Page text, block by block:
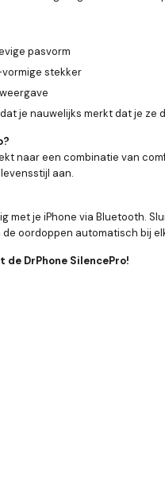
pasvorm
vormige stekker
je nauwelijks merkt dat je ze
naar een combinatie van
aan.
met je iPhone via Bluetooth.
oordoppen automatisch bij
de DrPhone SilencePro!